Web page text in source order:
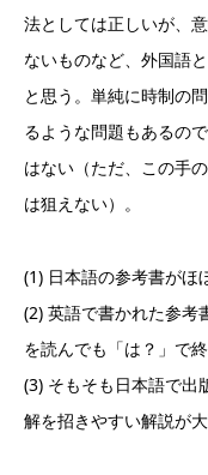
法としては正しいが、
ないものなど、外国語
と思う。単純に時制の
るような問題もあるの
はない（ただ、この手
は狙えない）。
(1) 日本語の参考書がほ
(2) 英語で書かれた参考
を読んでも「は？」で終
(3) そもそも日本語で出
解を招きやすい解説が